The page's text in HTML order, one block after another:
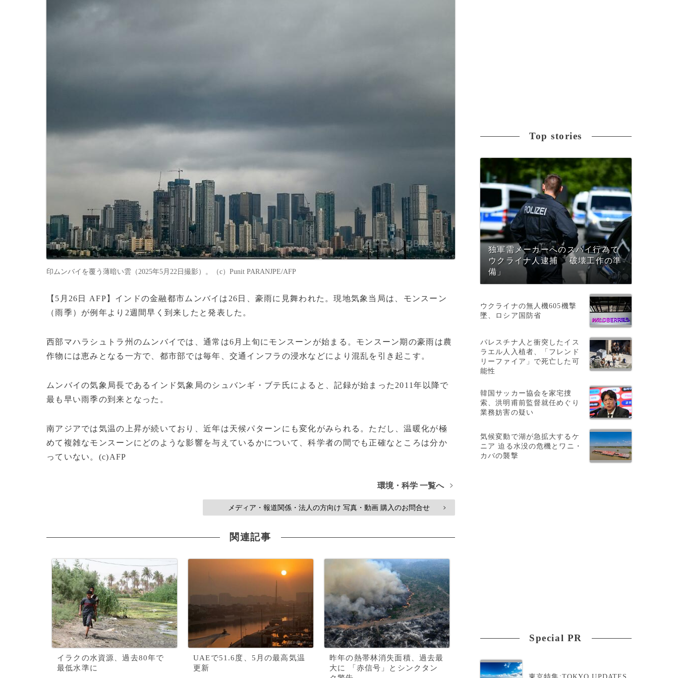
印ムンバイを覆う薄暗い雲（2025年5月22日撮影）。（c）Punit PARANJPE/AFP
【5月26日 AFP】インドの金融都市ムンバイは26日、豪雨に見舞われた。現地気象当局は、モンスーン
（雨季）が例年より2週間早く到来したと発表した。
西部マハラシュトラ州のムンバイでは、通常は6月上旬にモンスーンが始まる。モンスーン期の豪雨は農
作物には恵みとなる一方で、都市部では毎年、交通インフラの浸水などにより混乱を引き起こす。
ムンバイの気象局長であるインド気象局のシュバンギ・ブテ氏によると、記録が始まった2011年以降で
最も早い雨季の到来となった。
南アジアでは気温の上昇が続いており、近年は天候パターンにも変化がみられる。ただし、温暖化が極
めて複雑なモンスーンにどのような影響を与えているかについて、科学者の間でも正確なところは分か
っていない。(c)AFP
環境・科学 一覧へ >
メディア・報道関係・法人の方向け 写真・動画 購入のお問合せ >
関連記事
イラクの水資源、過去80年で
最低水準に
UAEで51.6度、5月の最高気温
更新
昨年の熱帯林消失面積、過去最
大に 「赤信号」とシンクタン
Top stories
独軍需メーカーへのスパイ行為で
ウクライナ人逮捕 「破壊工作の準
備」
ウクライナの無人機605機撃
墜、ロシア国防省
パレスチナ人と衝突したイス
ラエル人入植者、「フレンド
リーファイア」で死亡した可
能性
韓国サッカー協会を家宅捜
索、洪明甫前監督就任めぐり
業務妨害の疑い
気候変動で湖が急拡大するケ
ニア 迫る水没の危機とワニ・
カバの襲撃
Special PR
東京特集:TOKYO UPDATES